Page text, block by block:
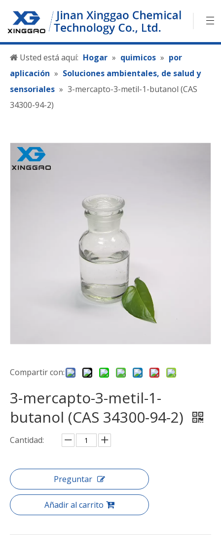
Usted está aquí: Hogar » quimicos » por
aplicación » Soluciones ambientales, de salud y
sensoriales » 3-mercapto-3-metil-1-butanol (CAS
34300-94-2)
Compartir con:
3-mercapto-3-metil-1-
butanol (CAS 34300-94-2)
Cantidad:
Preguntar
Añadir al carrito